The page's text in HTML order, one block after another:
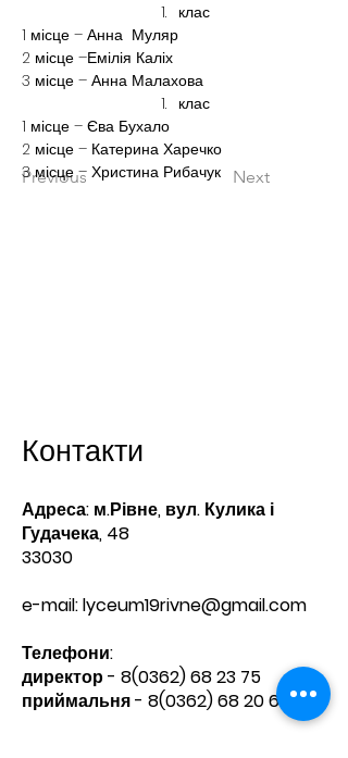
Previous Next
клас
1 місце – Анна  Муляр
2 місце –Емілія Каліх
3 місце – Анна Малахова
клас
1 місце – Єва Бухало
2 місце – Катерина Харечко
3 місце – Христина Рибачук
Контакти
Адреса: м.Рівне, вул. Кулика і
Гудачека, 48
33030
e-mail:lyceum19rivne@gmail.com
Телефони:​
директор - 8(0362) 68 23 75
приймальня - 8(0362) 68 20 60